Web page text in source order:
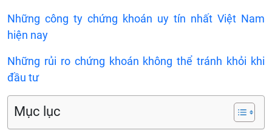
Những công ty chứng khoán uy tín nhất Việt Nam
hiện nay
Những rủi ro chứng khoán không thể tránh khỏi khi
đầu tư
Mục lục